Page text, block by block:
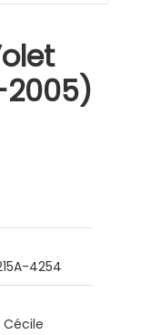
4254
Cécile